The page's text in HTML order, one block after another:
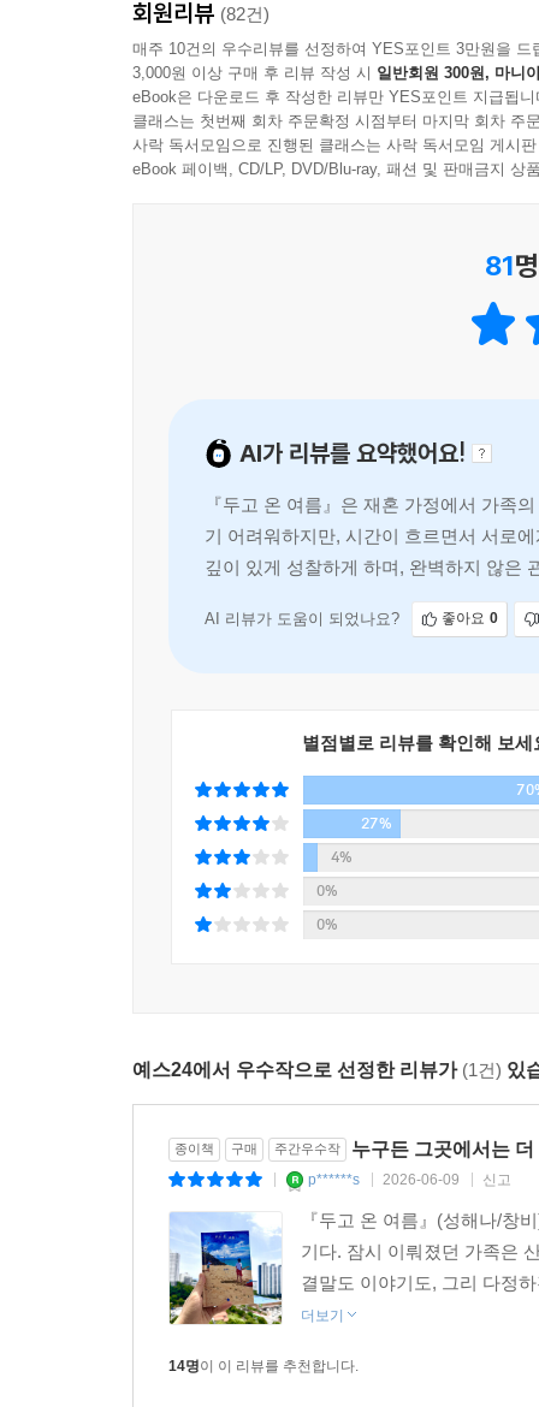
--- p.102
같이 찍을래요?
재하가 소리쳤다. 독사진을 찍은 지 너무 오래되
고개를 주억였다.
(…)
역광이 심해 누가 그애고, 누가 나인지 구분조차
제대로 매듭짓지 못한 관계와 감정은 두 사람에
인해 두 사람은 문득 뒤를 돌아본다. 기하의 기
퍼즐처럼 맞추어지며 털어놓지 못한 진심이 기
애씀조차 때로는 서로를 더 멀어지게만 하는, 그
같은 후회를 거듭하는 대신 어떤 이해는 불가하
불러일으키기보다 수없이 어긋나고 멀어졌던 우
다시 만난다면 우리, 조금은 달라질 수 있을까?
그렇게 부모의 이혼 이후 남남으로 살아가던 기
찾던 출사지이자 그들 가족의 나들이 장소였던
산책을 한 끝에, 과연 그들은 과거와는 다른 현재
소설가 윤성희가 “성해나는 제대로 뒤돌아볼
사진을 들여다보며 ‘가족’이었던 한때를 떠올
이때껏 과거의 상처에 매여 있던 재하가 비로소
두고 온 한 시절을 너른 품으로 껴안도록 격려해줄
작가의 말
소설의 마지막 장을 쓸 때마다 내가 두고 온 인
죄스러움을 사하기 위함도 있지만, 그보다는 그
나는 어떨까.
우리가 맞을 무수한 여름이 보다 눈부시기를.
어딘가 두고 온 불완전한 마음들도 모쪼록 무사하
2023년 2월
회원리뷰 (82건)
매주 10건의 우수리뷰를 선정하여 YES포인트 3만원을 드
3,000원 이상 구매 후 리뷰 작성 시 일반회원 300원, 마니
eBook은 다운로드 후 작성한 리뷰만 YES포인트 지급됩니
클래스는 첫번째 회차 주문확정 시점부터 마지막 회차 주
사락 독서모임으로 진행된 클래스는 사락 독서모임 게시
eBook 페이백, CD/LP, DVD/Blu-ray, 패션 및 판매금지 상
81
AI가 리뷰를 요약했어요!
『두고 온 여름』은 재혼 가정에서 가족
기 어려워하지만, 시간이 흐르면서 서로
깊이 있게 성찰하게 하며, 완벽하지 않은
AI 리뷰가 도움이 되었나요? 좋아요 0
별점별로 리뷰를 확인해 보세
27%
4%
0%
0%
예스24에서 우수작으로 선정한 리뷰가 (1건) 있
종이책 구매 주간우수작 누구든 그곳에서는
p******s 2026-06-09 신고
『두고 온 여름』(성해나/창
기다. 잠시 이뤄졌던 가족은
결말도 이야기도, 그리 다정
더보기
14명이 이 리뷰를 추천합니다.